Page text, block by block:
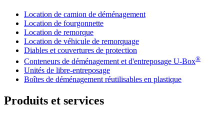
Location de camion de déménagement
Location de fourgonnette
Location de remorque
Location de véhicule de remorquage
Diables et couvertures de protection
Conteneurs de déménagement et d'entreposage U-Box®
Unités de libre-entreposage
Boîtes de déménagement réutilisables en plastique
Produits et services